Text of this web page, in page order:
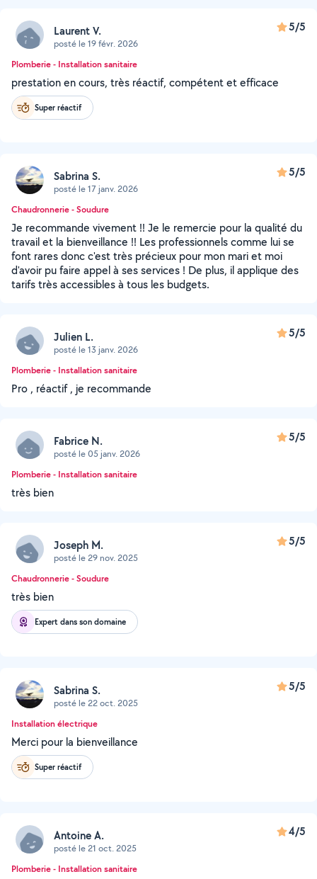
Laurent V.
posté le 19 févr. 2026
5/5
Plomberie - Installation sanitaire
prestation en cours, très réactif, compétent et efficace
Super réactif
Sabrina S.
posté le 17 janv. 2026
5/5
Chaudronnerie - Soudure
Je recommande vivement !! Je le remercie pour la qualité du
travail et la bienveillance !! Les professionnels comme lui se
font rares donc c'est très précieux pour mon mari et moi
d'avoir pu faire appel à ses services ! De plus, il applique des
tarifs très accessibles à tous les budgets.
Julien L.
posté le 13 janv. 2026
5/5
Plomberie - Installation sanitaire
Pro , réactif , je recommande
Fabrice N.
posté le 05 janv. 2026
5/5
Plomberie - Installation sanitaire
très bien
Joseph M.
posté le 29 nov. 2025
5/5
Chaudronnerie - Soudure
très bien
Expert dans son domaine
Sabrina S.
posté le 22 oct. 2025
5/5
Installation électrique
Merci pour la bienveillance
Super réactif
Antoine A.
posté le 21 oct. 2025
4/5
Plomberie - Installation sanitaire